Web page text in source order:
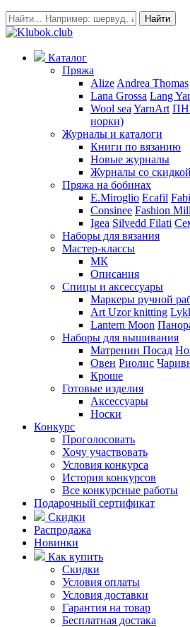
Найти
Каталог
Пряжа
Alize Andrea Thomas
Lana Grossa Lang
Wool sea YarnArt
норки)
Журналы и каталоги
Книги по вязанию
Новые журналы
Журналы со скидкой
Пряжа на бобинах
E.Miroglio Ecafil
Consinee Fashion
Igea Silvedd Filati
Наборы для вязания
Мастер-классы
МК
Описания
Спицы и аксессуары
Маркеры ручной
Art Uzor knitting
Lantern Moon
Наборы для вышивания
Матренин Посад
Овен Риолис
Кроше
Готовые изделия
Аксессуары
Носки
Конкурс
Проголосовать
Хочу участвовать
Условия конкурса
История конкурсов
Все конкурсные работы
Подарочный сертификат
Скидки
Распродажа
Новинки
Как купить
Скидки
Условия оплаты
Условия доставки
Гарантия на товар
Бесплатная достака